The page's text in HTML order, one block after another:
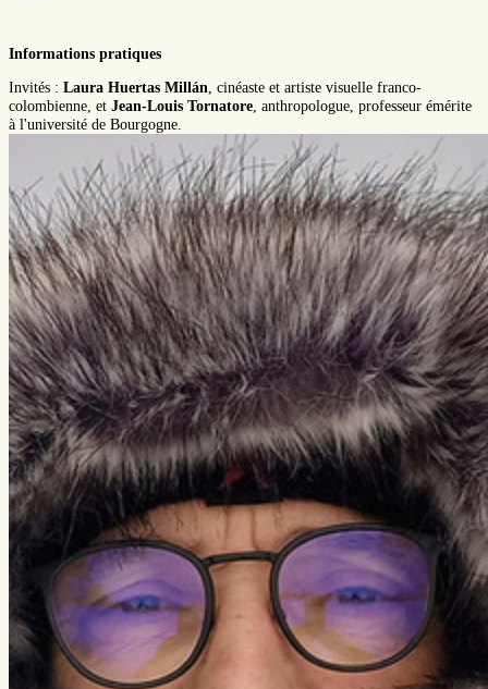
Informations pratiques
Invités : Laura Huertas Millán , cinéaste et artiste visuelle franco-
colombienne, et Jean-Louis Tornatore , anthropologue, professeur émérite
à l'université de Bourgogne.